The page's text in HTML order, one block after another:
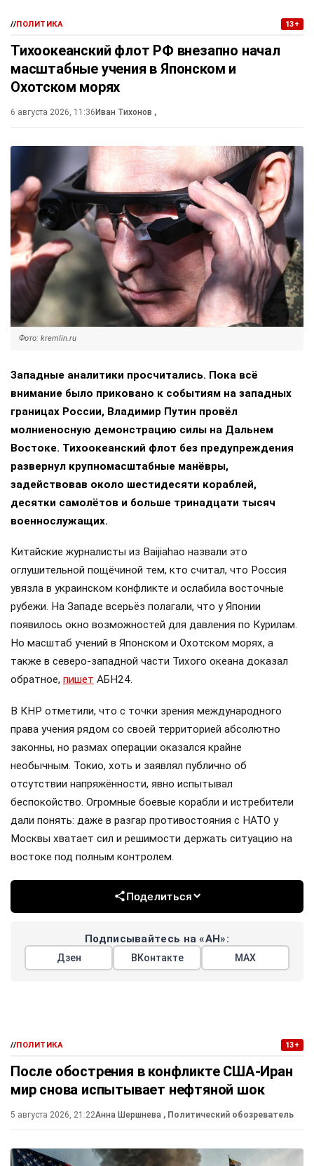
//ПОЛИТИКА 13+
Тихоокеанский флот РФ внезапно начал
масштабные учения в Японском и
Охотском морях
6 августа 2026, 11:36 Иван Тихонов ,
Фото: kremlin.ru
Западные аналитики просчитались. Пока всё
внимание было приковано к событиям на западных
границах России, Владимир Путин провёл
молниеносную демонстрацию силы на Дальнем
Востоке. Тихоокеанский флот без предупреждения
развернул крупномасштабные манёвры,
задействовав около шестидесяти кораблей,
десятки самолётов и больше тринадцати тысяч
военнослужащих.
Китайские журналисты из Baijiahao назвали это
оглушительной пощёчиной тем, кто считал, что Россия
увязла в украинском конфликте и ослабила восточные
рубежи. На Западе всерьёз полагали, что у Японии
появилось окно возможностей для давления по Курилам.
Но масштаб учений в Японском и Охотском морях, а
также в северо-западной части Тихого океана доказал
обратное, пишет АБН24.
В КНР отметили, что с точки зрения международного
права учения рядом со своей территорией абсолютно
законны, но размах операции оказался крайне
необычным. Токио, хоть и заявлял публично об
отсутствии напряжённости, явно испытывал
беспокойство. Огромные боевые корабли и истребители
дали понять: даже в разгар противостояния с НАТО у
Москвы хватает сил и решимости держать ситуацию на
востоке под полным контролем.
Поделиться
Подписывайтесь на «АН»:
Дзен ВКонтакте МАХ
//ПОЛИТИКА 13+
После обострения в конфликте США-Иран
мир снова испытывает нефтяной шок
5 августа 2026, 21:22Анна Шершнева , Политический обозреватель